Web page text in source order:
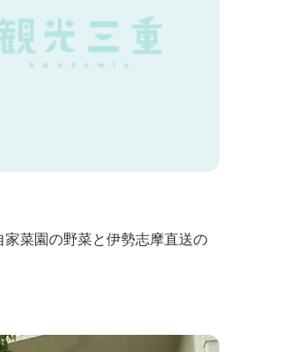
菜園の野菜と伊勢志摩直送の